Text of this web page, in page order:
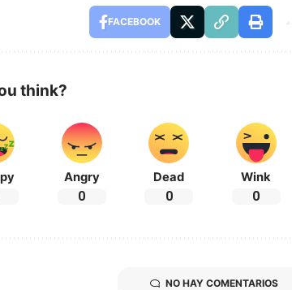
FACEBOOK
think?
Angry
0
Dead
0
Wink
0
NO HAY COMENTARIOS